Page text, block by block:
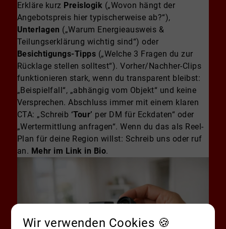
Erkläre kurz Preislogik („Wovon hängt der
Angebotspreis hier typischerweise ab?“),
Unterlagen („Warum Energieausweis &
Teilungserklärung wichtig sind“) oder
Besichtigungs-Tipps („Welche 3 Fragen du zur
Rücklage stellen solltest“). Vorher/Nachher-Clips
funktionieren stark, wenn du transparent bleibst:
„Beispielfall“, „abhängig vom Objekt“ und keine
Versprechen. Abschluss immer mit einem klaren
CTA: „Schreib ‘Tour’ per DM für Eckdaten“ oder
„Wertermittlung anfragen“. Wenn du das als Reel-
Plan für deine Region willst: Schreib uns oder ruf
an. Mehr im Link in Bio.
Wir verwenden Cookies 🍪